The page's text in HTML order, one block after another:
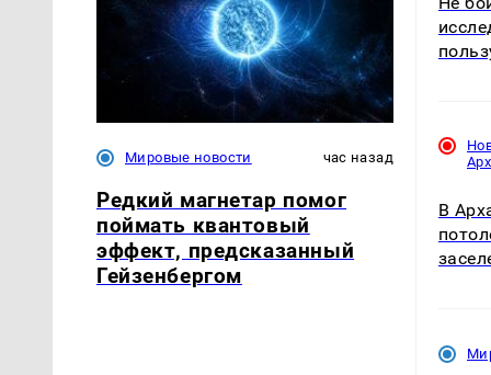
Мировые новости час назад
Редкий магнетар помог
поймать квантовый
эффект, предсказанный
Гейзенбергом
В